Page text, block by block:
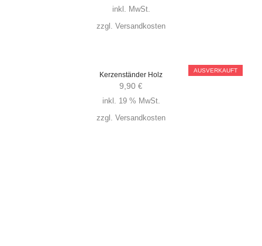
inkl. MwSt.
zzgl. Versandkosten
AUSVERKAUFT
Kerzenständer Holz
9,90 €
inkl. 19 % MwSt.
zzgl. Versandkosten